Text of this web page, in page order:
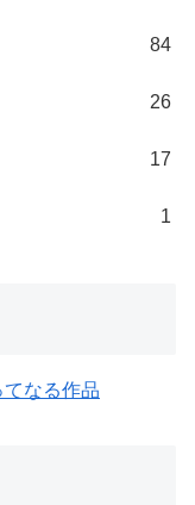
84
26
17
1
なる作品